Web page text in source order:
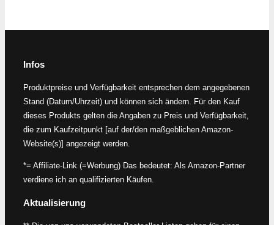
Infos
Produktpreise und Verfügbarkeit entsprechen dem angegebenen
Stand (Datum/Uhrzeit) und können sich ändern. Für den Kauf
dieses Produkts gelten die Angaben zu Preis und Verfügbarkeit,
die zum Kaufzeitpunkt [auf der/den maßgeblichen Amazon-
Website(s)] angezeigt werden.
*= Affiliate-Link (=Werbung) Das bedeutet: Als Amazon-Partner
verdiene ich an qualifizierten Käufen.
Aktualisierung